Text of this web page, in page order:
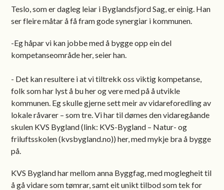
Teslo, som er dagleg leiar i Byglandsfjord Sag, er einig. Han
ser fleire måtar å få fram gode synergiar i kommunen.
-Eg håpar vi kan jobbe med å bygge opp ein del
kompetanseområde her, seier han.
- Det kan resultere i at vi tiltrekk oss viktig kompetanse,
folk som har lyst å bu her og vere med på å utvikle
kommunen. Eg skulle gjerne sett meir av vidareforedling av
lokale råvarer – som tre. Vi har til dømes den vidaregåande
skulen KVS Bygland (link: KVS-Bygland – Natur- og
friluftsskolen (kvsbygland.no)) her, med mykje bra å bygge
på.
KVS Bygland har mellom anna Byggfag, med moglegheit til
å gå vidare som tømrar, samt eit unikt tilbod som tek for